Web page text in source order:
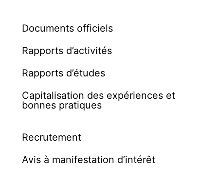
Documents officiels
Rapports d’activités
Rapports d’études
Capitalisation des expériences et
bonnes pratiques
Recrutement
Avis à manifestation d’intérêt